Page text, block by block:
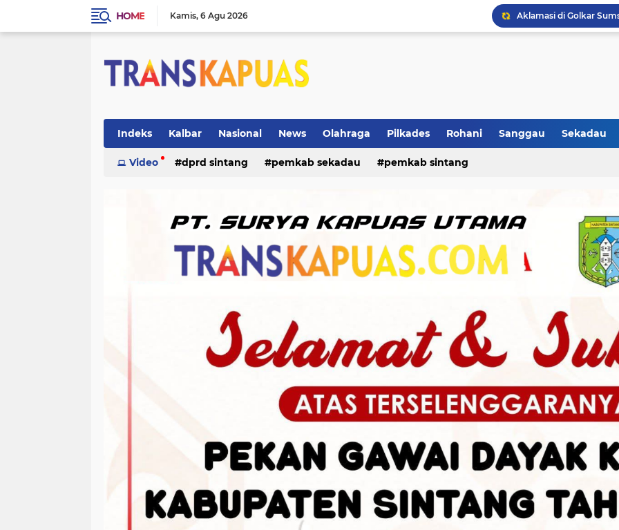
HOME Kamis 6 Agu 2026
Indeks Kalbar Nasional News Olahraga Pilkades Rohani Sanggau Sekadau
ketapang kriminal
Video dprd sintang pemkab sekadau pemkab sintang